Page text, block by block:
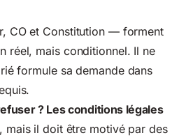
CO et Constitution — forment
réel, mais conditionnel. Il ne
formule sa demande dans
? Les conditions légales
mais il doit être motivé par des